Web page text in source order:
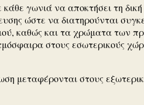
γωνιά να αποκτήσει τη
ώστε να διατηρούνται
καθώς και τα χρώματα των
στους εσωτερικούς
μεταφέρονται στους